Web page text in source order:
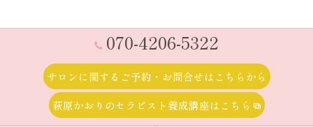
070-4206-5322
サロンに関するご予約・お問合せはこちらから
萩原かおりのセラピスト養成講座はこちら